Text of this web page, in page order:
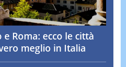
Roma: ecco le città
meglio in Italia